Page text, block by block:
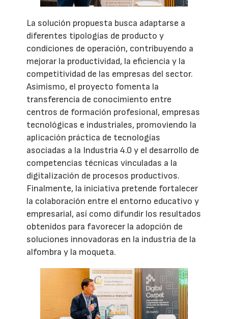
La solución propuesta busca adaptarse a
diferentes tipologías de producto y
condiciones de operación, contribuyendo a
mejorar la productividad, la eficiencia y la
competitividad de las empresas del sector.
Asimismo, el proyecto fomenta la
transferencia de conocimiento entre
centros de formación profesional, empresas
tecnológicas e industriales, promoviendo la
aplicación práctica de tecnologías
asociadas a la Industria 4.0 y el desarrollo de
competencias técnicas vinculadas a la
digitalización de procesos productivos.
Finalmente, la iniciativa pretende fortalecer
la colaboración entre el entorno educativo y
empresarial, así como difundir los resultados
obtenidos para favorecer la adopción de
soluciones innovadoras en la industria de la
alfombra y la moqueta.